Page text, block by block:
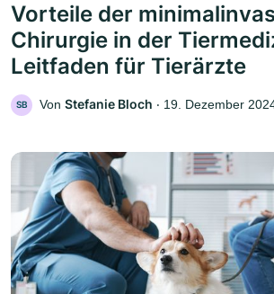
Vorteile der
Chirurgie in der
Leitfaden für Tierärzte
SB Von Stefanie Bloch ‧ 19. Dezember